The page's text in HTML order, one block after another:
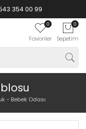
354 00 99
0
Favoriler
0
Sepetim
- Bebek Odası